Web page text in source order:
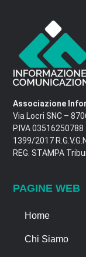
Associazione
Via Locri SNC –
P.IVA
1399/2017
REG. STAMPA
PAGINE WEB
Home
Chi Siamo